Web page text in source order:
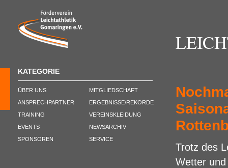
KATEGORIE
ÜBER UNS
ANSPRECHPARTNER
TRAINING
EVENTS
SPONSOREN
MITGLIEDSCHAFT
ERGEBNISSE/REKORDE
VEREINSKLEIDUNG
NEWSARCHIV
SERVICE
Trotz des
Wetter und